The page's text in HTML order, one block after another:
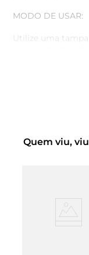
MODO DE USAR:
Utilize uma
roupa e despeje
que estejam
Quem viu,